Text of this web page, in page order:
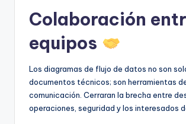
Colaboración
equipos
Los diagramas de flujo de datos no son
documentos técnicos; son herramientas
comunicación. Cerraran la brecha entre
operaciones, seguridad y los interesados